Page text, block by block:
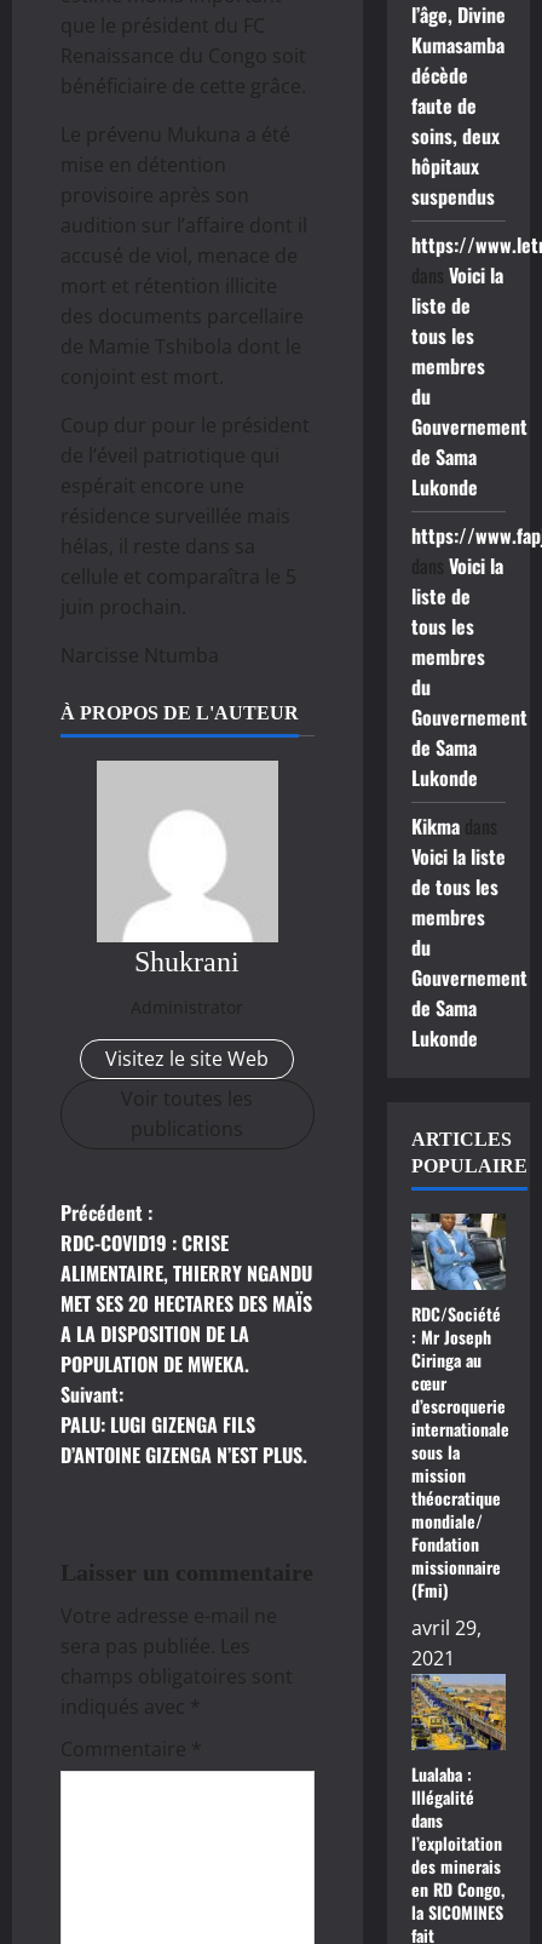
que le président du FC
Renaissance du Congo soit
bénéficiaire de cette grâce.
Le prévenu Mukuna a été
mise en détention
provisoire après son
audition sur l’affaire dont il
accusé de viol, menace de
mort et rétention illicite
des documents parcellaire
de Mamie Tshibola dont le
conjoint est mort.
Coup dur pour le président
de l’éveil patriotique qui
espérait encore une
résidence surveillée mais
hélas, il reste dans sa
cellule et comparaîtra le 5
juin prochain.
Narcisse Ntumba
À PROPOS DE L'AUTEUR
Shukrani
Administrator
Visitez le site Web
Voir toutes les
publications
N
a
v
i
g
a
i
o
n
’
Précédent :
RDC-COVID19 : CRISE
ALIMENTAIRE, THIERRY NGANDU
MET SES 20 HECTARES DES MAÏS
A LA DISPOSITION DE LA
POPULATION DE MWEKA.
Suivant:
PALU: LUGI GIZENGA FILS
D’ANTOINE GIZENGA N’EST PLUS.
Laisser un commentaire
Votre adresse e-mail ne
sera pas publiée. Les
champs obligatoires sont
indiqués avec *
Commentaire *
l’âge, Divine
Kumasamba
décède
faute de
soins, deux
hôpitaux
suspendus
https://
dans Voici la
liste de
tous les
membres
du
Gouvernement
de Sama
Lukonde
https://
dans Voici la
liste de
tous les
membres
du
Gouvernement
de Sama
Lukonde
Kikmadans
Voici la liste
de tous les
membres
du
Gouvernement
de Sama
Lukonde
ARTICLES
POPULAIRE
RDC/Société
: Mr Joseph
Ciringa au
cœur
d’escroquerie
internationale
sous la
mission
théocratique
mondiale/
Fondation
missionnaire
(Fmi)
avril 29,
2021
Lualaba :
Illégalité
dans
l’exploitation
des minerais
en RD Congo,
la SICOMINES
fait